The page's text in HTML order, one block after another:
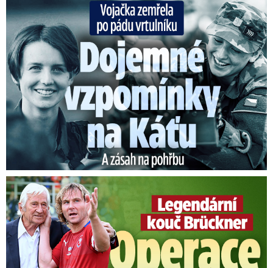
Vojačka zemřela po pádu vrtulníku: Dojemné vzpomínky na ...
Legendární kouč Brückner: Operace jícnu! Jak je na tom?